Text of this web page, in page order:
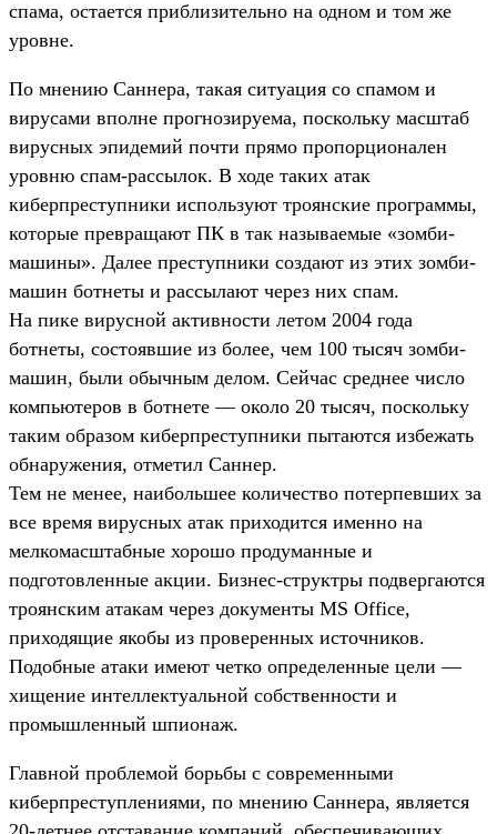
спама, остается приблизительно на одном и том же
уровне.
По мнению Саннера, такая ситуация со спамом и
вирусами вполне прогнозируема, поскольку масштаб
вирусных эпидемий почти прямо пропорционален
уровню спам-рассылок. В ходе таких атак
киберпреступники используют троянские программы,
которые превращают ПК в так называемые «зомби-
машины». Далее преступники создают из этих зомби-
машин ботнеты и рассылают через них спам.
На пике вирусной активности летом 2004 года
ботнеты, состоявшие из более, чем 100 тысяч зомби-
машин, были обычным делом. Сейчас среднее число
компьютеров в ботнете — около 20 тысяч, поскольку
таким образом киберпреступники пытаются избежать
обнаружения, отметил Саннер.
Тем не менее, наибольшее количество потерпевших за
все время вирусных атак приходится именно на
мелкомасштабные хорошо продуманные и
подготовленные акции. Бизнес-структры подвергаются
троянским атакам через документы MS Office,
приходящие якобы из проверенных источников.
Подобные атаки имеют четко определенные цели —
хищение интеллектуальной собственности и
промышленный шпионаж.
Главной проблемой борьбы с современными
киберпреступлениями, по мнению Саннера, является